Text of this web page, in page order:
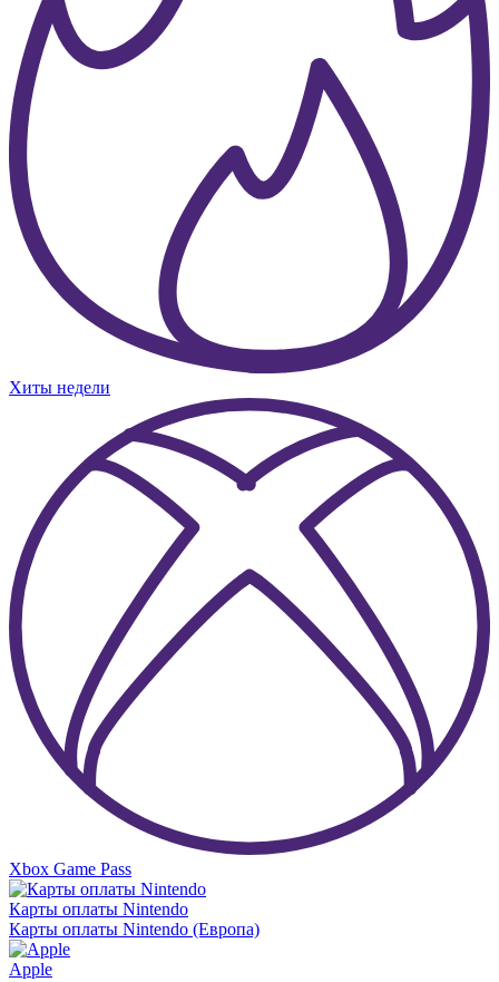
Хиты недели
Xbox Game Pass
Карты оплаты Nintendo
Карты оплаты Nintendo (Европа)
Apple